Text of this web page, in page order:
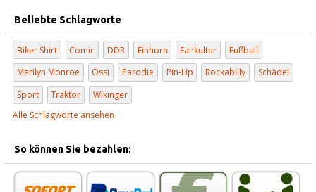
Beliebte Schlagworte
Biker Shirt Comic DDR Einhorn Fankultur
Fußball
Marilyn Monroe
Ossi Parodie Pin-Up Rockabilly
Schädel
Sport
Traktor
Wikinger
Alle Schlagworte ansehen
So können Sie bezahlen: